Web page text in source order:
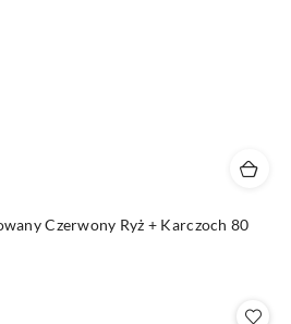
Czerwony Ryż + Karczoch 80